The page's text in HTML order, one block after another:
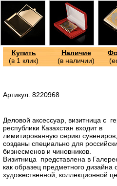
Купить
(в 1 клик)
Наличие
(в наличии)
Артикул: 8220968
Деловой аксессуар, визитница с
республики Казахстан входит в
лимитированную серию
созданы специально для
бизнесменов и чиновников.
Визитница представлена в
как образец предметного дизайна
художественной, коллекционной